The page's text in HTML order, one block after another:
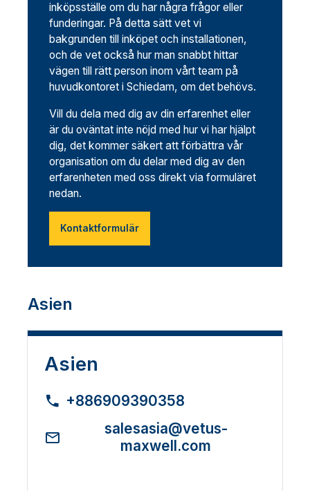
inköpsställe om du har några frågor eller
funderingar. På detta sätt vet vi
bakgrunden till inköpet och installationen,
och de vet också hur man snabbt hittar
vägen till rätt person inom vårt team på
huvudkontoret i Schiedam, om det behövs.
Vill du dela med dig av din erfarenhet eller
är du oväntat inte nöjd med hur vi har hjälpt
dig, det kommer säkert att förbättra vår
organisation om du delar med dig av den
erfarenheten med oss direkt via formuläret
nedan.
Kontaktformulär
Asien
Asien
+886909390358
salesasia@vetus-
maxwell.com